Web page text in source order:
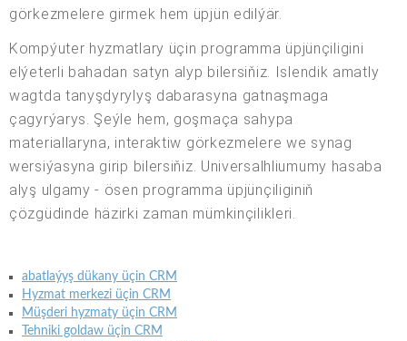
görkezmelere girmek hem üpjün edilýär.
Kompýuter hyzmatlary üçin programma üpjünçiligini
elýeterli bahadan satyn alyp bilersiňiz. Islendik amatly
wagtda tanyşdyrylyş dabarasyna gatnaşmaga
çagyrýarys. Şeýle hem, goşmaça sahypa
materiallaryna, interaktiw görkezmelere we synag
wersiýasyna girip bilersiňiz. Universalhliumumy hasaba
alyş ulgamy - ösen programma üpjünçiliginiň
çözgüdinde häzirki zaman mümkinçilikleri.
abatlaýyş dükany üçin CRM
Hyzmat merkezi üçin CRM
Müşderi hyzmaty üçin CRM
Tehniki goldaw üçin CRM